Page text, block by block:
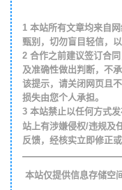
1本站所有文章均来自
甄别，切勿盲目轻信，
2合作之前建议签订合
及准确性做出判断，不
该提示，请关闭网页且
损失由您个人承担。
3本站禁止以任何方式
站上有涉嫌侵权/违规及
反馈，经核实立即修正或
本站仅提供信息存储空